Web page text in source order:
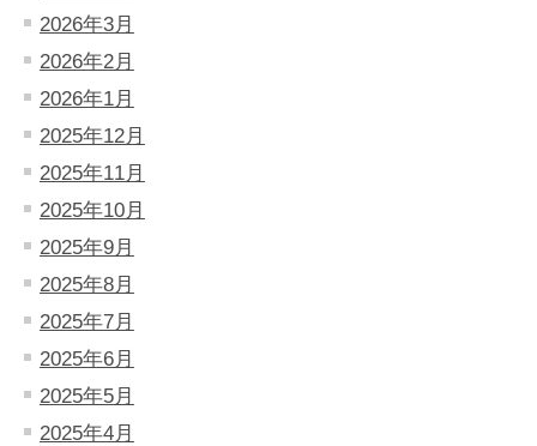
2026年3月
2026年2月
2026年1月
2025年12月
2025年11月
2025年10月
2025年9月
2025年8月
2025年7月
2025年6月
2025年5月
2025年4月